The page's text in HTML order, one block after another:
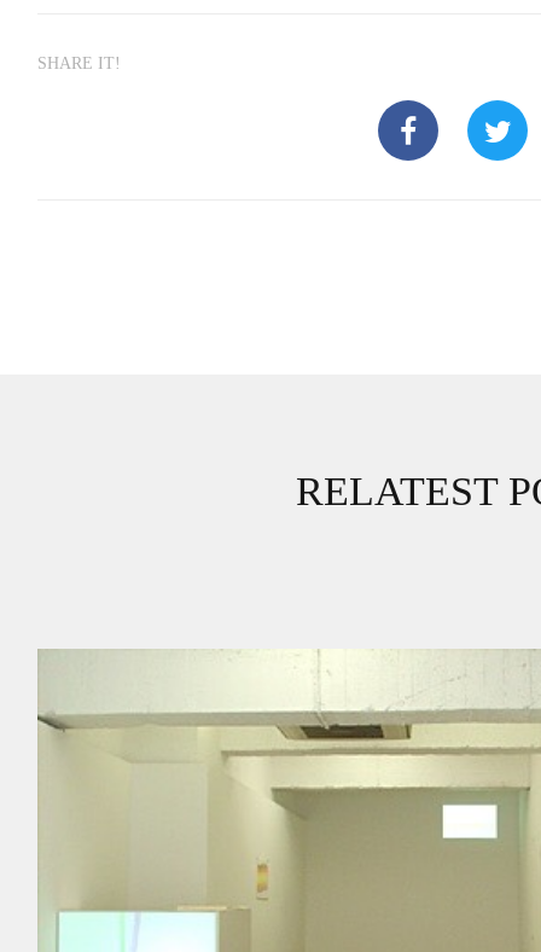
SHARE IT!
RELATEST